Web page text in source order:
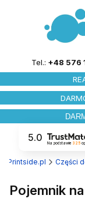
Tel.: +48 576
5.0
Na podstawie 325
Printside.pl Części
Pojemnik